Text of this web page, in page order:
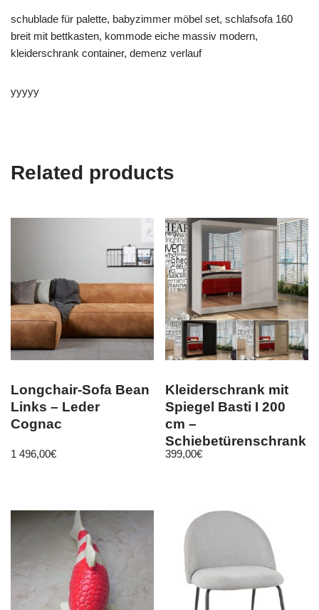
schublade für palette, babyzimmer möbel set, schlafsofa 160
breit mit bettkasten, kommode eiche massiv modern,
kleiderschrank container, demenz verlauf
yyyyy
Related products
Longchair-Sofa Bean
Links – Leder
Cognac
1 496,00€
Kleiderschrank mit
Spiegel Basti I 200
cm –
Schiebetürenschrank
Schwebetürenschrank
399,00€